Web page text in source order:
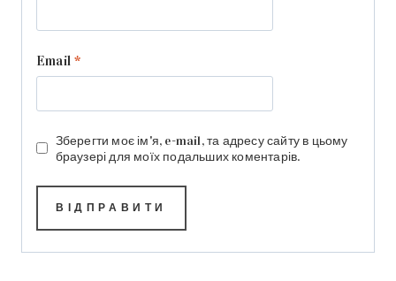
Email*
Зберегти моє ім'я, e-mail, та адресу сайту в цьому
браузері для моїх подальших коментарів.